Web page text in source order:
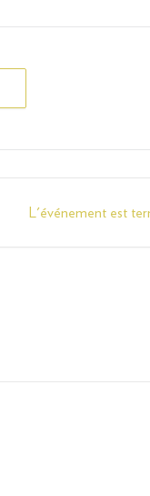
L'événement est